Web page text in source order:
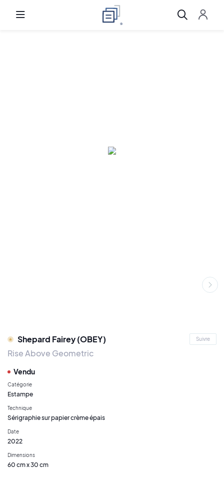
Shepard Fairey (OBEY) Suivre
Rise Above Geometric
Vendu
Catégorie
Estampe
Technique
Sérigraphie sur papier crème épais
Date
2022
Dimensions
60 cm x 30 cm